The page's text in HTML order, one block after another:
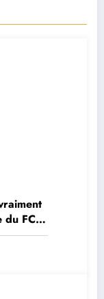
du FC